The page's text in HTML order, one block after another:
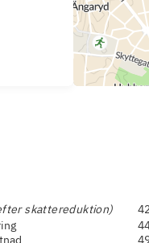
skattereduktion)